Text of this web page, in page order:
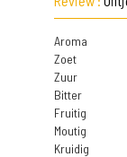
Aroma
Zoet
Zuur
Bitter
Fruitig
Moutig
Kruidig